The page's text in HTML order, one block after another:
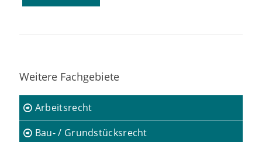
Weitere Fachgebiete
Arbeitsrecht
Bau- / Grundstücksrecht